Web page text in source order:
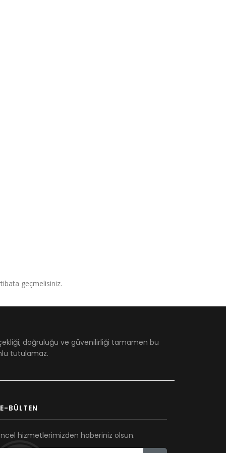
geçmelisiniz.
doğruluğu ve güvenilirliği tamamen bu
tutulamaz.
E-BÜLTEN
hizmetlerimizden haberiniz olsun.